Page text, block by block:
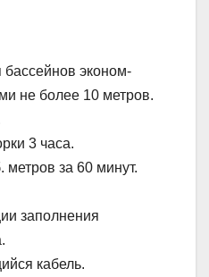
эконом-
не более 10 метров.
3 часа.
метров за 60 минут.
заполнения
кабель.